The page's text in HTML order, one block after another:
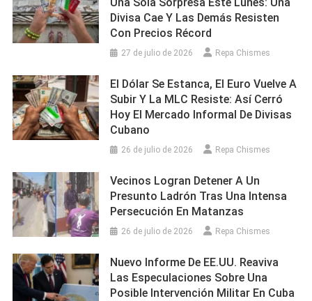
Divisa Cae Y Las Demás Resisten
Con Precios Récord
27 de julio de 2026 Repa Chismes
El Dólar Se Estanca, El Euro Vuelve A
Subir Y La MLC Resiste: Así Cerró
Hoy El Mercado Informal De Divisas
Cubano
26 de julio de 2026 Repa Chismes
Vecinos Logran Detener A Un
Presunto Ladrón Tras Una Intensa
Persecución En Matanzas
26 de julio de 2026 Repa Chismes
Nuevo Informe De EE.UU. Reaviva
Las Especulaciones Sobre Una
Posible Intervención Militar En Cuba